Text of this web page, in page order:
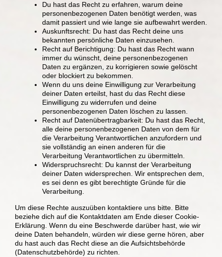
Du hast das Recht zu erfahren, warum deine
personenbezogenen Daten benötigt werden, was
damit passiert und wie lange sie aufbewahrt werden.
Auskunftsrecht: Du hast das Recht deine uns
bekannten persönliche Daten einzusehen.
Recht auf Berichtigung: Du hast das Recht wann
immer du wünscht, deine personenbezogenen
Daten zu ergänzen, zu korrigieren sowie gelöscht
oder blockiert zu bekommen.
Wenn du uns deine Einwilligung zur Verarbeitung
deiner Daten erteilst, hast du das Recht diese
Einwilligung zu widerrufen und deine
personenbezogenen Daten löschen zu lassen.
Recht auf Datenübertragbarkeit: Du hast das Recht,
alle deine personenbezogenen Daten von dem für
die Verarbeitung Verantwortlichen anzufordern und
sie vollständig an einen anderen für die
Verarbeitung Verantwortlichen zu übermitteln.
Widerspruchsrecht: Du kannst der Verarbeitung
deiner Daten widersprechen. Wir entsprechen dem,
es sei denn es gibt berechtigte Gründe für die
Verarbeitung.
Um diese Rechte auszuüben kontaktiere uns bitte. Bitte
beziehe dich auf die Kontaktdaten am Ende dieser Cookie-
Erklärung. Wenn du eine Beschwerde darüber hast, wie wir
deine Daten behandeln, würden wir diese gerne hören, aber
du hast auch das Recht diese an die Aufsichtsbehörde
(Datenschutzbehörde) zu richten.